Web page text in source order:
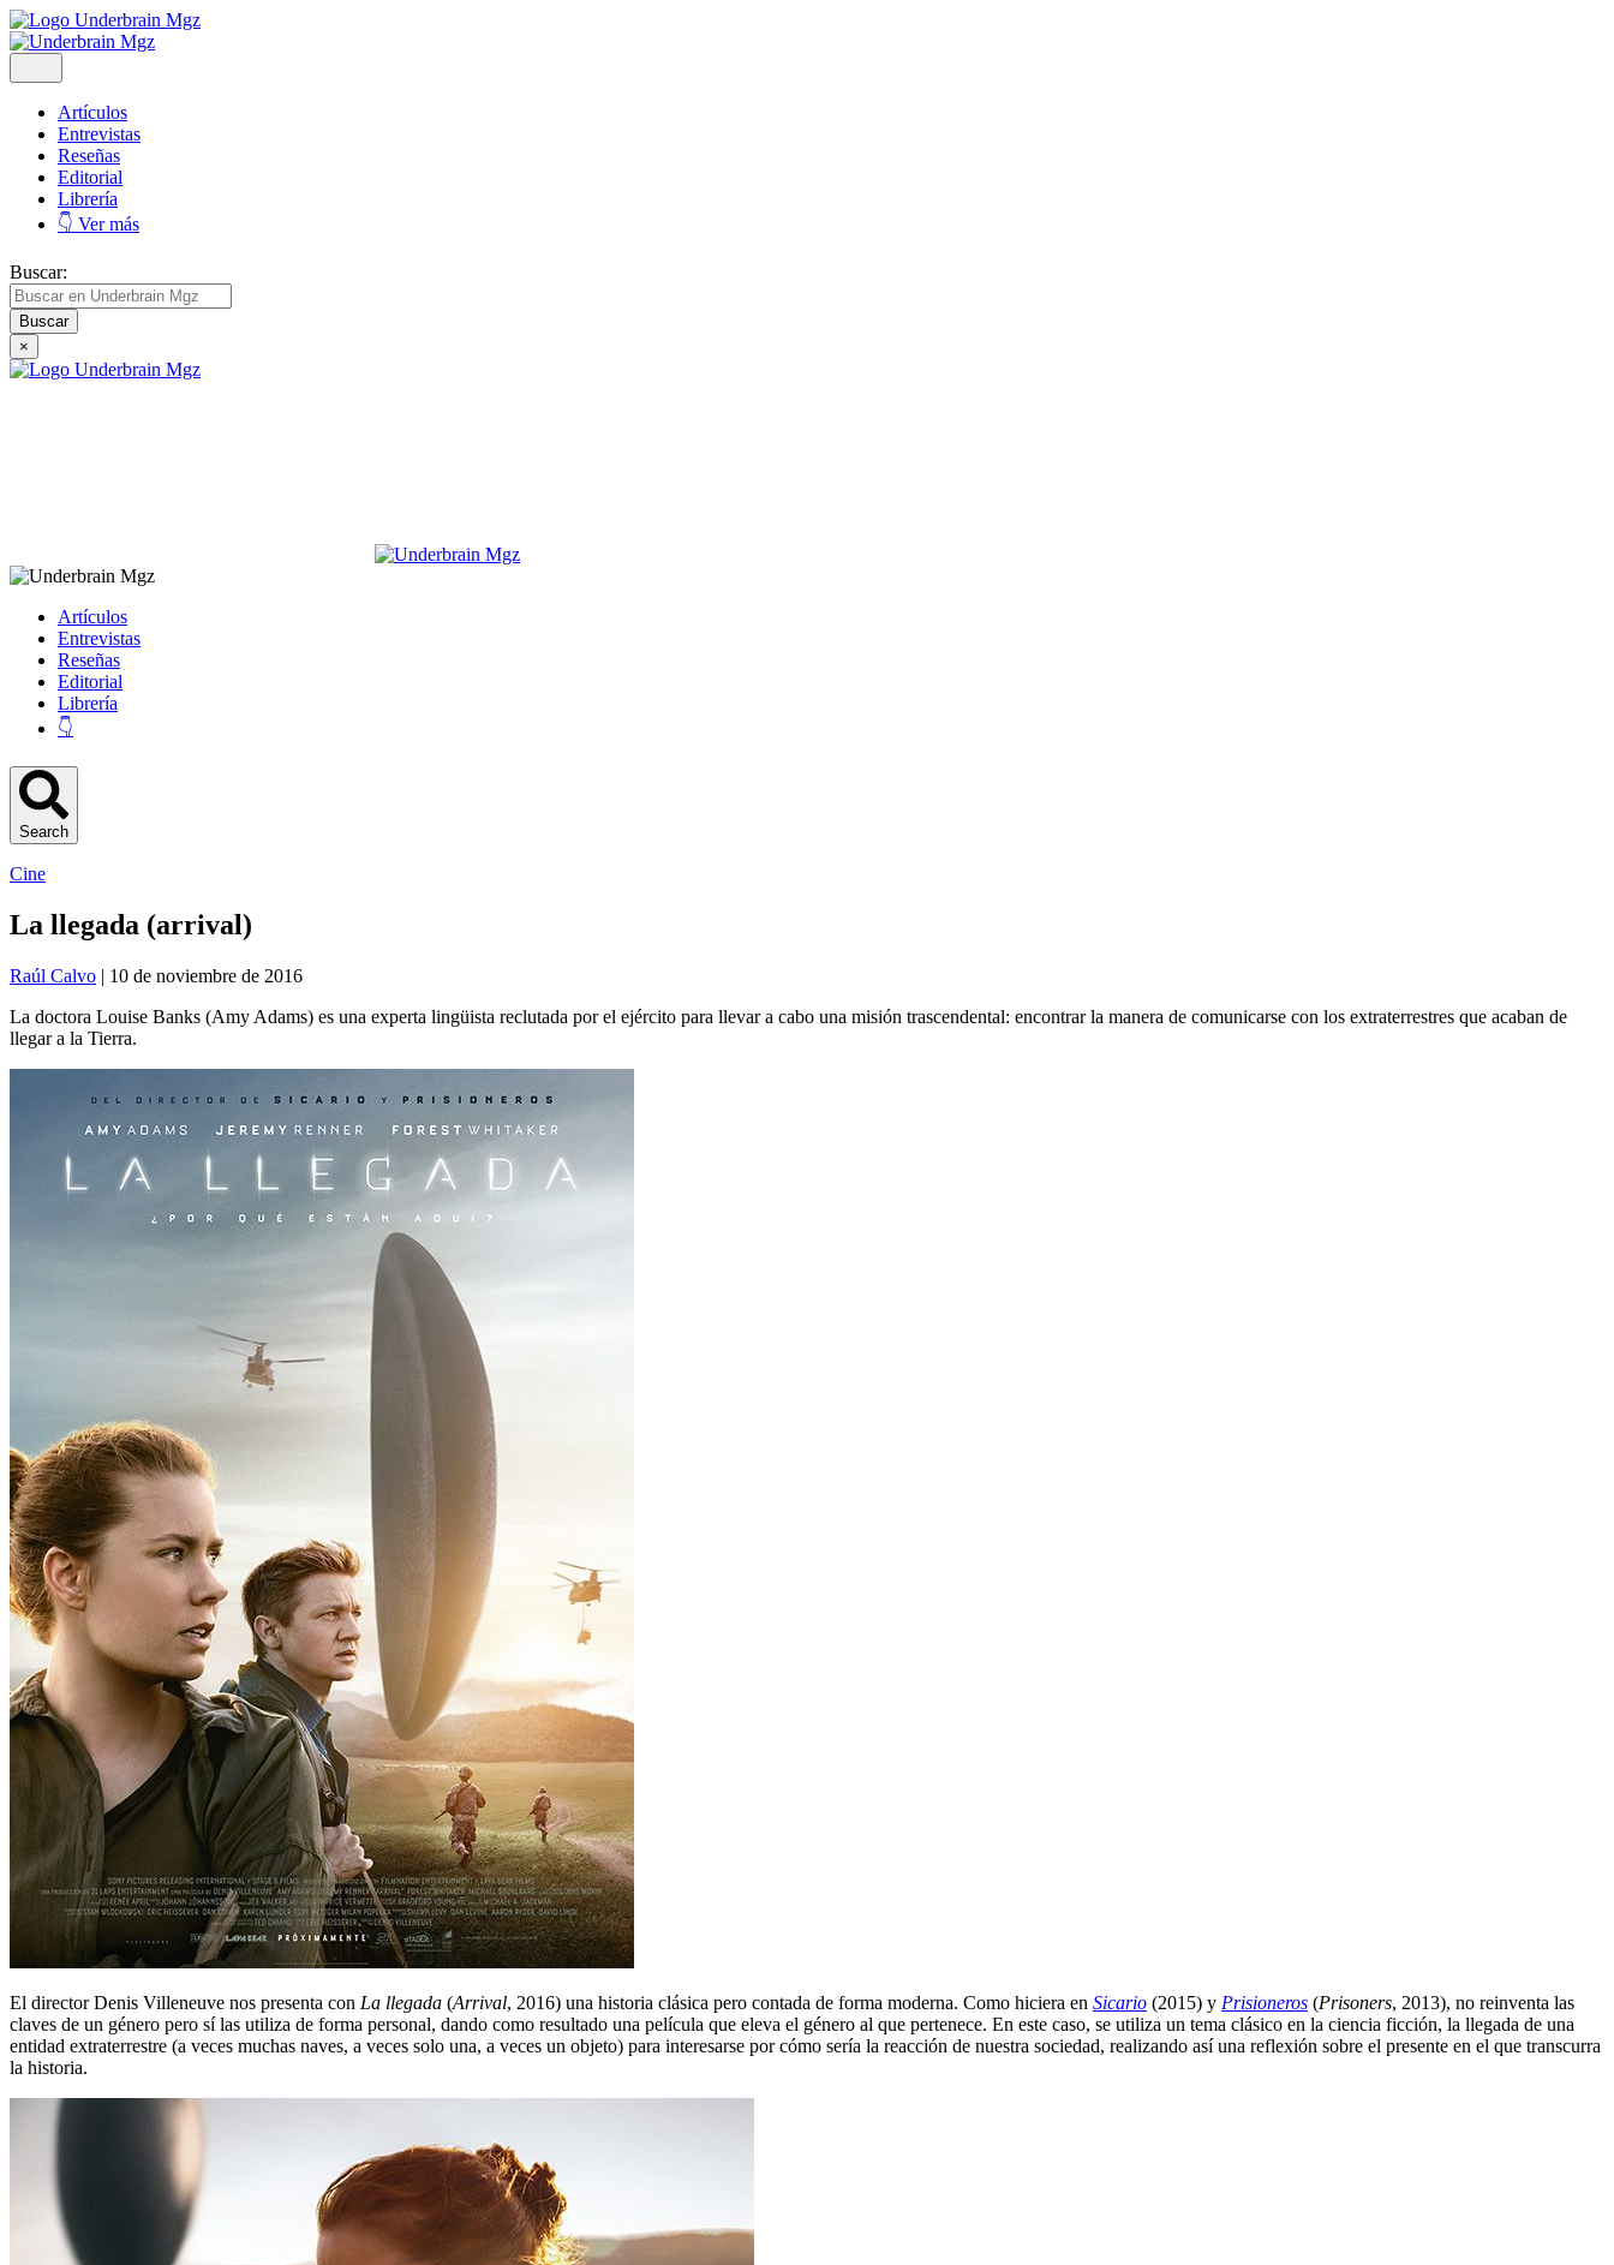
Artículos
Entrevistas
Reseñas
Editorial
Librería
👇 Ver más
Buscar:
×
Artículos
Entrevistas
Reseñas
Editorial
Librería
👇
Search
Cine
La llegada (arrival)
Raúl Calvo | 10 de noviembre de 2016
La doctora Louise Banks (Amy Adams) es una experta lingüista reclutada por el ejército para llevar a cabo una misión trascendental: encontrar la manera de comunicarse con los extraterrestres que acaban de
llegar a la Tierra.
El director Denis Villeneuve nos presenta con La llegada (Arrival, 2016) una historia clásica pero contada de forma moderna. Como hiciera en Sicario (2015) y Prisioneros (Prisoners, 2013), no reinventa las
claves de un género pero sí las utiliza de forma personal, dando como resultado una película que eleva el género al que pertenece. En este caso, se utiliza un tema clásico en la ciencia ficción, la llegada de una
entidad extraterrestre (a veces muchas naves, a veces solo una, a veces un objeto) para interesarse por cómo sería la reacción de nuestra sociedad, realizando así una reflexión sobre el presente en el que transcurra
la historia.